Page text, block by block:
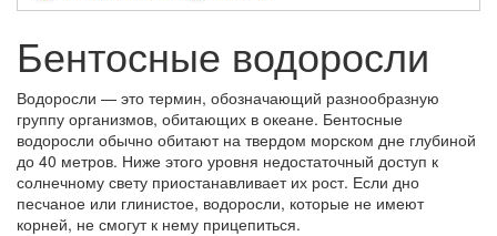
Бентосные водоросли
Водоросли — это термин, обозначающий разнообразную
группу организмов, обитающих в океане. Бентосные
водоросли обычно обитают на твердом морском дне глубиной
до 40 метров. Ниже этого уровня недостаточный доступ к
солнечному свету приостанавливает их рост. Если дно
песчаное или глинистое, водоросли, которые не имеют
корней, не смогут к нему прицепиться.